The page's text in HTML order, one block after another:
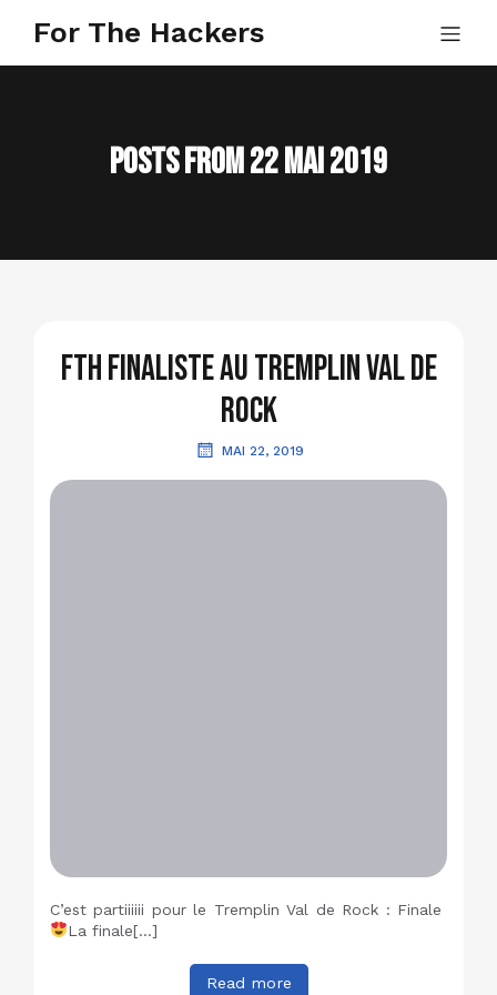
For The Hackers
Posts from 22 mai 2019
FTH finaliste au Tremplin Val de
Rock
MAI 22, 2019
C’est partiiiiii pour le Tremplin Val de Rock : Finale
La finale[…]
Read more